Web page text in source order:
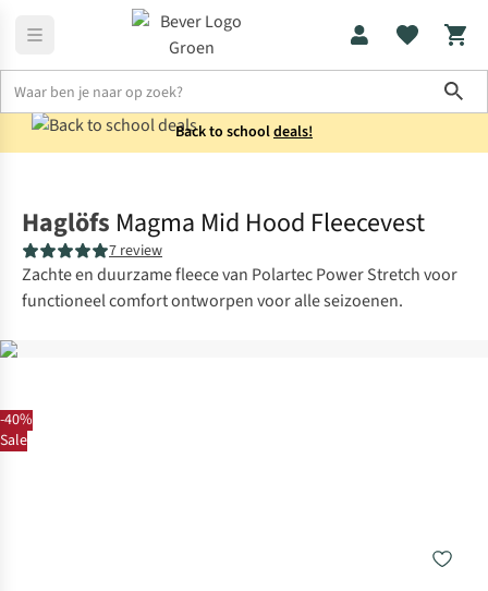
Back to schooldeals!
-40%
Sale
Haglöfs Magma Mid Hood Fleecevest
7 review
Zachte en duurzame fleece van Polartec Power Stretch voor
functioneel comfort ontworpen voor alle seizoenen.